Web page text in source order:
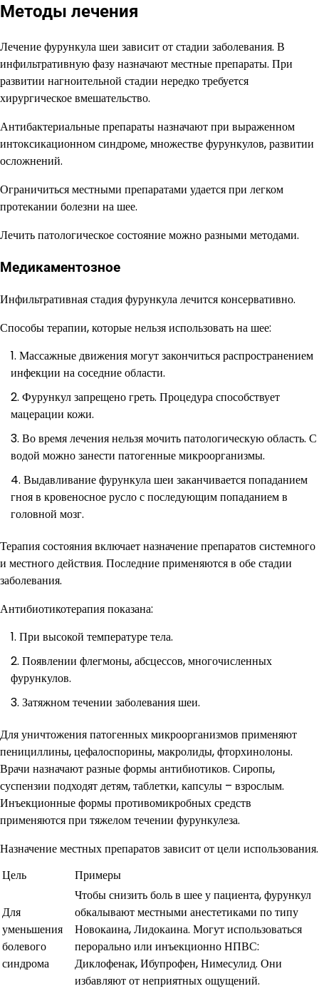
Методы лечения
Лечение фурункула шеи зависит от стадии заболевания. В
инфильтративную фазу назначают местные препараты. При
развитии нагноительной стадии нередко требуется
хирургическое вмешательство.
Антибактериальные препараты назначают при выраженном
интоксикационном синдроме, множестве фурункулов, развитии
осложнений.
Ограничиться местными препаратами удается при легком
протекании болезни на шее.
Лечить патологическое состояние можно разными методами.
Медикаментозное
Инфильтративная стадия фурункула лечится консервативно.
Способы терапии, которые нельзя использовать на шее:
Массажные движения могут закончиться распространением
инфекции на соседние области.
Фурункул запрещено греть. Процедура способствует
мацерации кожи.
Во время лечения нельзя мочить патологическую область. С
водой можно занести патогенные микроорганизмы.
Выдавливание фурункула шеи заканчивается попаданием
гноя в кровеносное русло с последующим попаданием в
головной мозг.
Терапия состояния включает назначение препаратов системного
и местного действия. Последние применяются в обе стадии
заболевания.
Антибиотикотерапия показана:
При высокой температуре тела.
Появлении флегмоны, абсцессов, многочисленных
фурункулов.
Затяжном течении заболевания шеи.
Для уничтожения патогенных микроорганизмов применяют
пенициллины, цефалоспорины, макролиды, фторхинолоны.
Врачи назначают разные формы антибиотиков. Сиропы,
суспензии подходят детям, таблетки, капсулы – взрослым.
Инъекционные формы противомикробных средств
применяются при тяжелом течении фурункулеза.
Назначение местных препаратов зависит от цели использования.
Цель
Примеры
Для
уменьшения
болевого
синдрома
Чтобы снизить боль в шее у пациента, фурункул
обкалывают местными анестетиками по типу
Новокаина, Лидокаина. Могут использоваться
перорально или инъекционно НПВС:
Диклофенак, Ибупрофен, Нимесулид. Они
избавляют от неприятных ощущений.